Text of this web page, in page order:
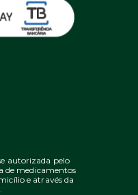
autorizada pelo
de medicamentos
e através da